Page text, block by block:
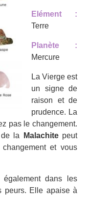
Elément :
Terre
Planète :
Mercure
La Vierge est
un signe de
raison et de
prudence. La
pas le changement.
la Malachitepeut
et vous
dans les
peurs. Elle apaise à